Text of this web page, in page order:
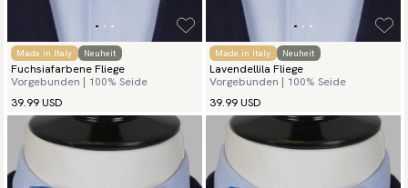
Made in Italy Neuheit
Fuchsiafarbene Fliege
Vorgebunden | 100% Seide
39.99 USD
Made in Italy Neuheit
Lavendellila Fliege
Vorgebunden | 100% Seide
39.99 USD